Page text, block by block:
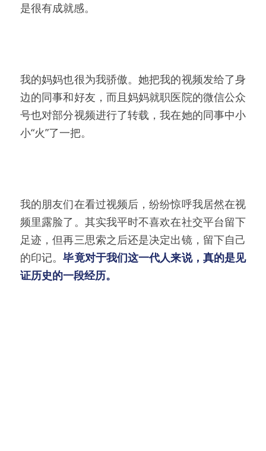
是很有成就感。
我的妈妈也很为我骄傲。她把我的视频发给了身
边的同事和好友，而且妈妈就职医院的微信公众
号也对部分视频进行了转载，我在她的同事中小
小“火”了一把。
我的朋友们在看过视频后，纷纷惊呼我居然在视
频里露脸了。其实我平时不喜欢在社交平台留下
足迹，但再三思索之后还是决定出镜，留下自己
的印记。毕竟对于我们这一代人来说，真的是见
证历史的一段经历。